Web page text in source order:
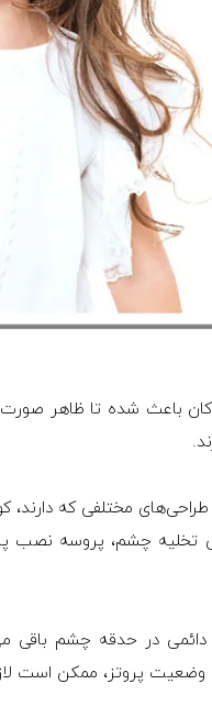
باعث شده تا ظاهر
مختلفی که دارند،
تخلیه چشم، پروسه
دائمی در حدقه چشم باقی
پروتز، ممکن است